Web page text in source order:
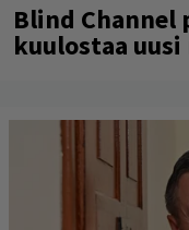
Blind Channel
kuulostaa